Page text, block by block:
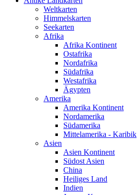
Weltkarten
Himmelskarten
Seekarten
Afrika
Afrika Kontinent
Ostafrika
Nordafrika
Südafrika
Westafrika
Ägypten
Amerika
Amerika Kontinent
Nordamerika
Südamerika
Mittelamerika - Karibik
Asien
Asien Kontinent
Südost Asien
China
Heiliges Land
Indien